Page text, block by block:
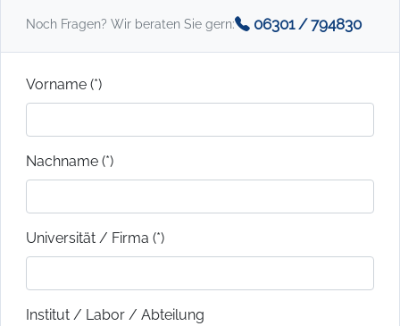
Noch Fragen? Wir beraten Sie gern: 06301 / 794830
Vorname (*)
Nachname (*)
Universität / Firma (*)
Institut / Labor / Abteilung